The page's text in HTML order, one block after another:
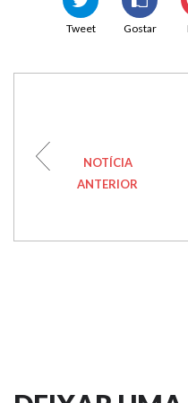
Tweet Gostar
NOTÍCIA
ANTERIOR